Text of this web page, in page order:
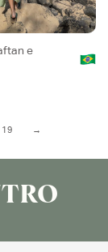
e
19 →